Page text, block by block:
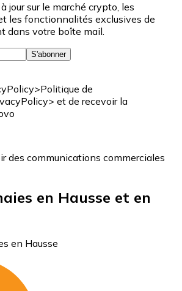
jour sur le marché crypto, les
les fonctionnalités exclusives de
dans votre boîte mail.
S'abonner
de
et de recevoir la
des communications commerciales
en Hausse et en
en Hausse